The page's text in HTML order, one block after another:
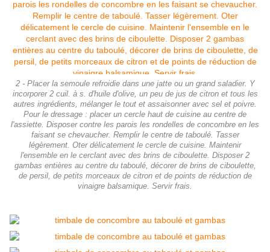
2 - Placer la semoule refroidie dans une jatte ou un grand saladier. Y
incorporer 2 cuil. à s. d'huile d'olive, un peu de jus de citron et tous les
autres ingrédients, mélanger le tout et assaisonner avec sel et poivre.
Pour le dressage : placer un cercle haut de cuisine au centre de
l'assiette. Disposer contre les parois les rondelles de concombre en les
faisant se chevaucher. Remplir le centre de taboulé. Tasser
légèrement. Oter délicatement le cercle de cuisine. Maintenir
l'ensemble en le cerclant avec des brins de ciboulette. Disposer 2
gambas entières au centre du taboulé, décorer de brins de ciboulette,
de persil, de petits morceaux de citron et de points de réduction de
vinaigre balsamique. Servir frais.